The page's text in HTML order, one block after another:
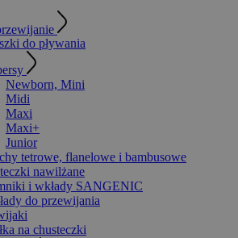
do pływania
Newborn, Mini
Midi
Maxi
Maxi+
Junior
tetrowe, flanelowe i bambusowe
nawilżane
i wkłady SANGENIC
do przewijania
na chusteczki